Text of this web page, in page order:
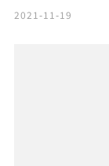
2021-11-19